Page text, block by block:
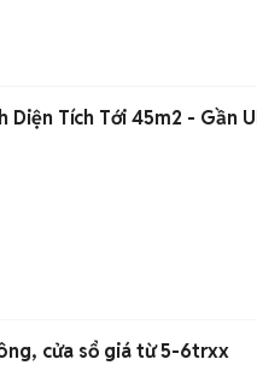
Diện Tích Tới 45m2 - Gần
cửa sổ giá từ 5-6trxx